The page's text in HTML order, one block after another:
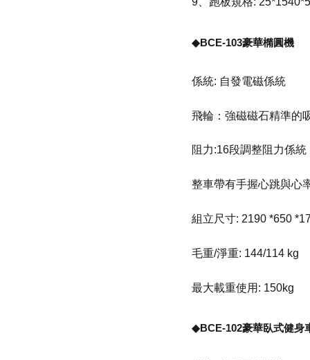
◆BCE-103豪華橢圓機
係統: 自發電磁係統
飛輪：強磁磁石精準的
阻力:16段調整阻力係統
整車帶有手握心跳與心
組立尺寸: 2190 *650
毛重/淨重: 144/114 kg
最大載重使用: 150kg
◆BCE-102豪華臥式健身